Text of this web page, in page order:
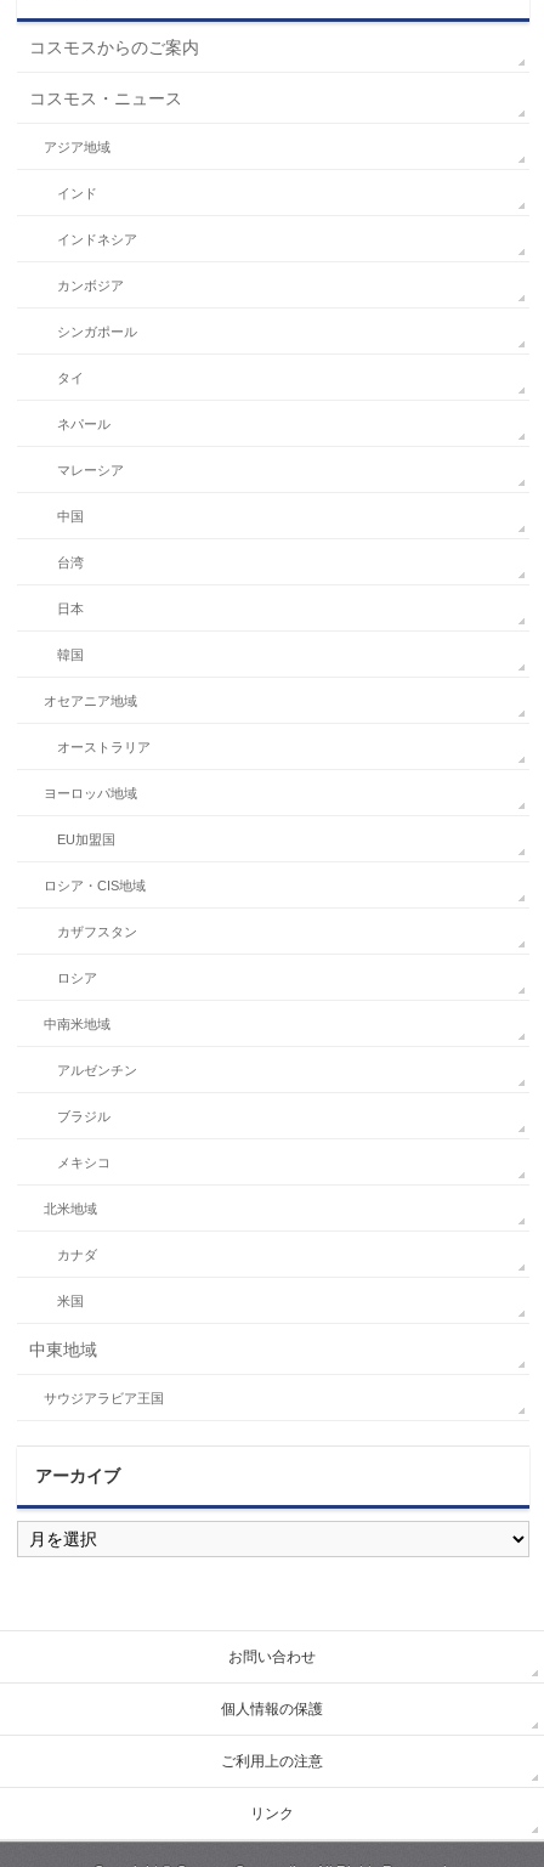
コスモスからのご案内
コスモス・ニュース
アジア地域
インド
インドネシア
カンボジア
シンガポール
タイ
ネパール
マレーシア
中国
台湾
日本
韓国
オセアニア地域
オーストラリア
ヨーロッパ地域
EU加盟国
ロシア・CIS地域
カザフスタン
ロシア
中南米地域
アルゼンチン
ブラジル
メキシコ
北米地域
カナダ
米国
中東地域
サウジアラビア王国
アーカイブ
ア
ー
カ
お問い合わせ
個人情報の保護
ご利用上の注意
リンク